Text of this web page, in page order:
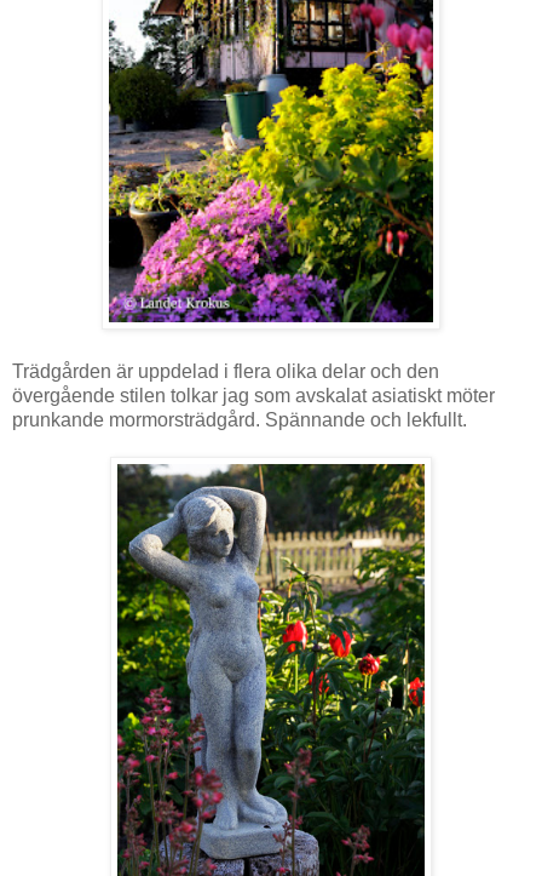
Trädgården är uppdelad i flera olika delar och den
övergående stilen tolkar jag som avskalat asiatiskt möter
prunkande mormorsträdgård. Spännande och lekfullt.